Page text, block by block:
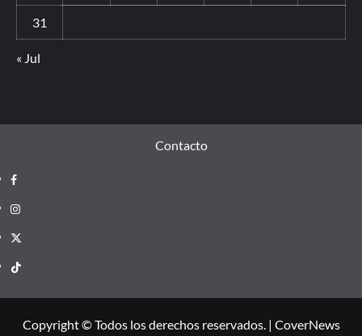
31
« Jul
Contacto
Copyright © Todos los derechos reservados. | CoverNews